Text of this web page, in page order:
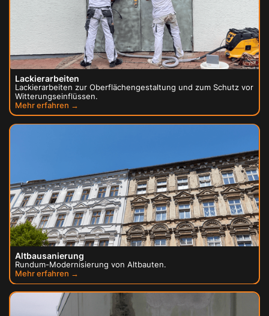
Lackierarbeiten
Lackierarbeiten zur Oberflächengestaltung und zum Schutz vor
Witterungseinflüssen.
Mehr erfahren →
Altbausanierung
Rundum-Modernisierung von Altbauten.
Mehr erfahren →